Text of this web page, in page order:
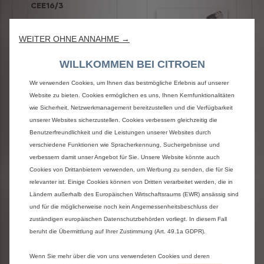
CEE16/3
9835781780
CHF 134.55
Auf die Merkliste
9835781880
CHF 134.55
Detailansicht
Auf die Merkliste
Universal Charger -
Adapter Typ G
Teilenummer:
Universal Charger -
Adapter Typ L
WEITER OHNE ANNAHME →
WILLKOMMEN BEI CITROEN
Wir verwenden Cookies, um Ihnen das bestmögliche Erlebnis auf unserer
Website zu bieten. Cookies ermöglichen es uns, Ihnen Kernfunktionalitäten
wie Sicherheit, Netzwerkmanagement bereitzustellen und die Verfügbarkeit
unserer Websites sicherzustellen. Cookies verbessern gleichzeitig die
Benutzerfreundlichkeit und die Leistungen unserer Websites durch
verschiedene Funktionen wie Spracherkennung, Suchergebnisse und
verbessern damit unser Angebot für Sie. Unsere Website könnte auch
Cookies von Drittanbietern verwenden, um Werbung zu senden, die für Sie
relevanter ist. Einige Cookies können von Dritten verarbeitet werden, die in
Ländern außerhalb des Europäischen Wirtschaftsraums (EWR) ansässig sind
und für die möglicherweise noch kein Angemessenheitsbeschluss der
zuständigen europäischen Datenschutzbehörden vorliegt. In diesem Fall
beruht die Übermittlung auf Ihrer Zustimmung (Art. 49.1a GDPR).
Wenn Sie mehr über die von uns verwendeten Cookies und deren